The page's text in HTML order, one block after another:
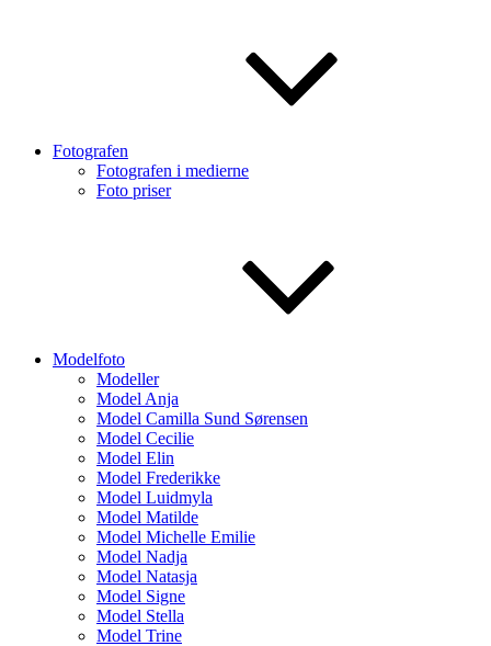
Fotografen
Fotografen i medierne
Foto priser
Modelfoto
Modeller
Model Anja
Model Camilla Sund Sørensen
Model Cecilie
Model Elin
Model Frederikke
Model Luidmyla
Model Matilde
Model Michelle Emilie
Model Nadja
Model Natasja
Model Signe
Model Stella
Model Trine